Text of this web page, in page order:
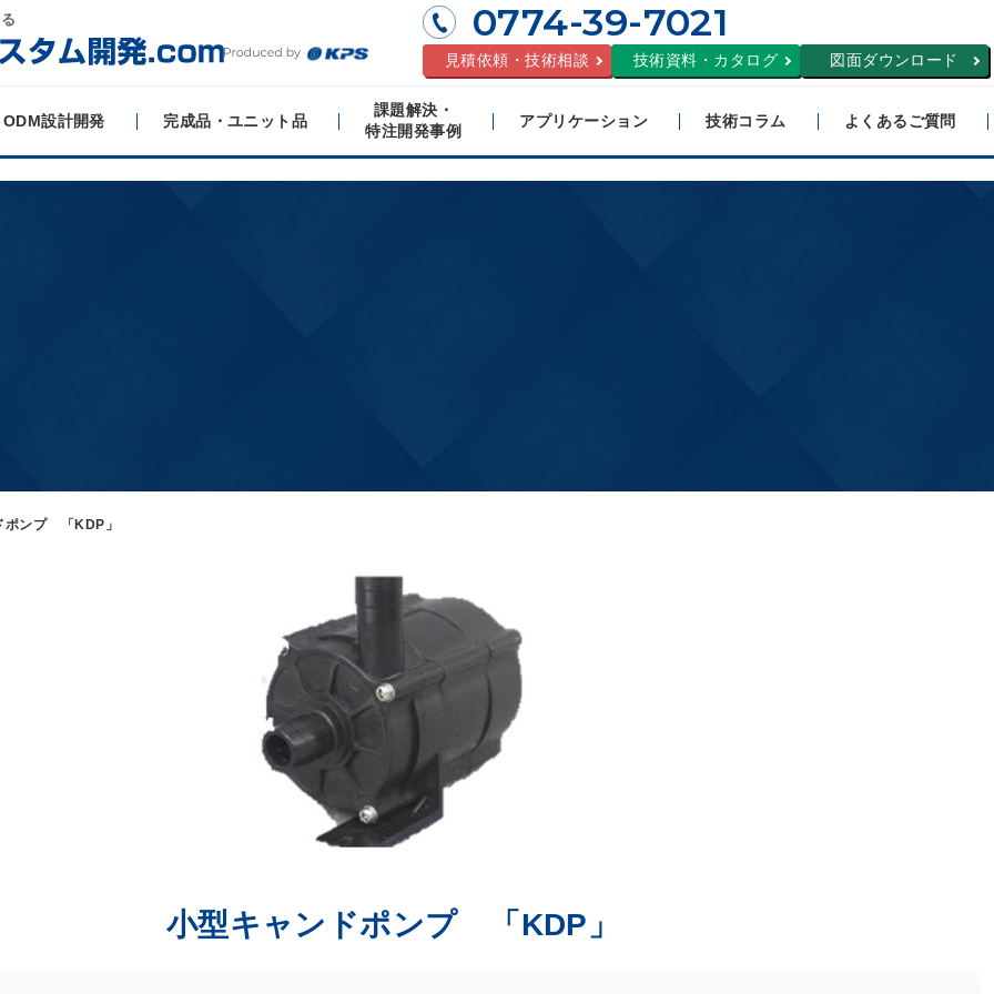
0774-39-7021
見積依頼・技術相談 技術資料・カタログ 図面ダウンロード
ODM設計開発 完成品・ユニット品
課題解決・
特注開発事例
アプリケーション 技術コラム よくあるご質問
ポンプ 「KDP」
小型キャンドポンプ 「KDP」